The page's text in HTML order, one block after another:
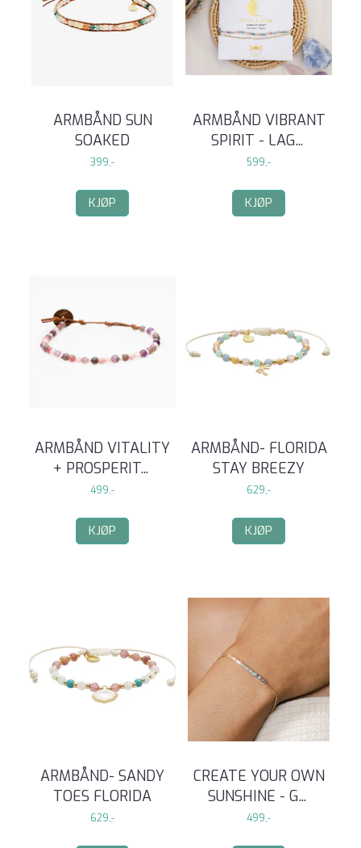
ARMBÅND SUN
SOAKED
399,-
KJØP
ARMBÅND VIBRANT
SPIRIT - LAG...
599,-
KJØP
ARMBÅND VITALITY
+ PROSPERIT...
499,-
KJØP
ARMBÅND- FLORIDA
STAY BREEZY
629,-
KJØP
ARMBÅND- SANDY
TOES FLORIDA
629,-
CREATE YOUR OWN
SUNSHINE - G...
499,-